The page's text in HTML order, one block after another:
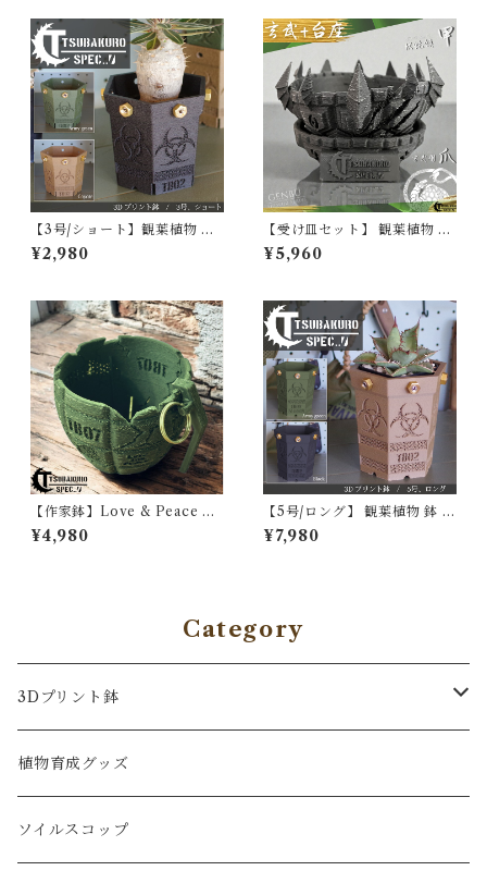
ック 多肉植物 3号 アガベ サン
スベリア 塊根 植物 鉢 ブラン
ド メッシュ パキポディウム バ
イオハザード
育成 育苗 通気性 腰水 四角 根
腐れ防止 メッシュ アガベ チタ
ノタ パキポディウム グラキリ
ス おしゃれ かっこいい
【3号/ショート】観葉植物 鉢
3Dプリント鉢 アガベ鉢 植木
鉢 3Dプリント製 塊根植物 コ
チック 多肉植物 3号 アガベ サ
ンスベリア 塊根 植物 鉢 ブラ
ンド メッシュ パキポディウム
バイオハザード
¥2,980
【受け皿セット】 観葉植物 鉢
3Dプリント鉢 アガベ鉢 植木
鉢 3Dプリント製 塊根植物 コ
多肉植物 3.5号 4号 4.5号 アガ
ベ サンスベリア 塊根 植物 鉢
ブランド メッシュ パキポディ
ウム
¥5,960
【作家鉢】Love & Peace Bo
mb / 3Dプリント鉢 4号 アガ
ベ 塊根植物
¥4,980
【5号/ロング】 観葉植物 鉢 3
Dプリント鉢 アガベ鉢 植木鉢
3Dプリント製 塊根植物 コー
ド メッシュ パキポディウム バ
イオハザード
¥7,980
Category
3Dプリント鉢
アガベ・塊根植物向け鉢
四聖獣シリーズ鉢
植物育成グッズ
ソイルスコップ